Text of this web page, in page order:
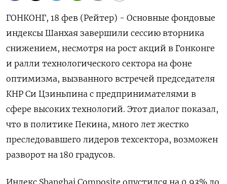
ГОНКОНГ, 18 фев (Рейтер) - Основные фондовые
индексы Шанхая завершили сессию вторника
снижением, несмотря на рост акций в Гонконге
и ралли технологического сектора на фоне
оптимизма, вызванного встречей председателя
КНР Си Цзиньпина с предпринимателями в
сфере высоких технологий. Этот диалог показал,
что в политике Пекина, много лет жестко
преследовавшего лидеров техсектора, возможен
разворот на 180 градусов.